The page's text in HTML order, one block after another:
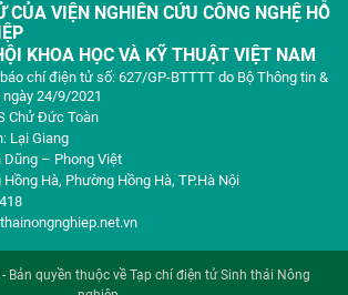
VIỆN NGHIÊN CỨU CÔNG NGHỆ HỖ
KHOA HỌC VÀ KỸ THUẬT VIỆT NAM
chí điện tử số: 627/GP-BTTTT do Bộ Thông tin &
24/9/2021
Chử Đức Toàn
Lại Giang
Dũng – Phong Việt
Hà, Phường Hồng Hà, TP.Hà Nội
Bản quyền thuộc về Tạp chí điện tử Sinh thái Nông